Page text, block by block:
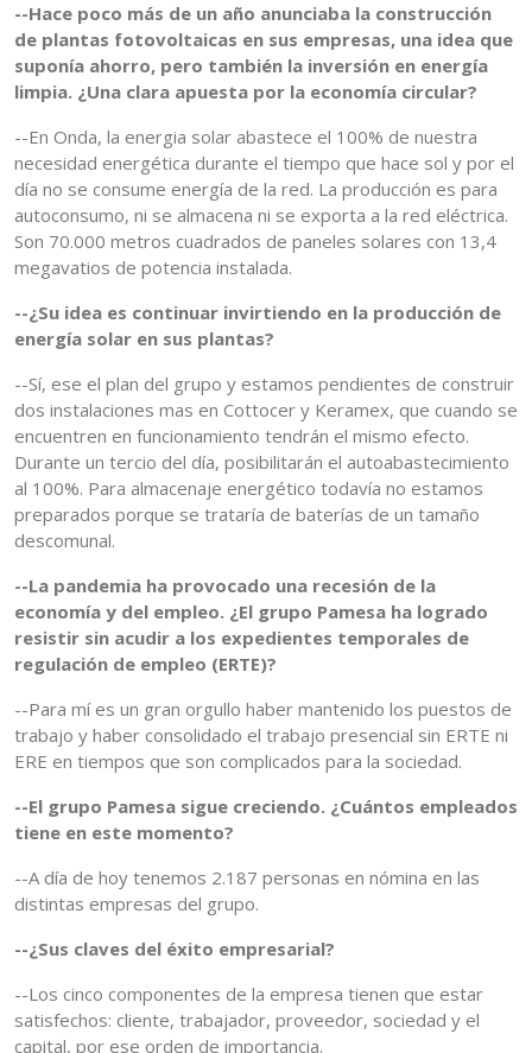
--Hace poco más de un año anunciaba la construcción
de plantas fotovoltaicas en sus empresas, una idea que
suponía ahorro, pero también la inversión en energía
limpia. ¿Una clara apuesta por la economía circular?
--En Onda, la energia solar abastece el 100% de nuestra
necesidad energética durante el tiempo que hace sol y por el
día no se consume energía de la red. La producción es para
autoconsumo, ni se almacena ni se exporta a la red eléctrica.
Son 70.000 metros cuadrados de paneles solares con 13,4
megavatios de potencia instalada.
--¿Su idea es continuar invirtiendo en la producción de
energía solar en sus plantas?
--Sí, ese el plan del grupo y estamos pendientes de construir
dos instalaciones mas en Cottocer y Keramex, que cuando se
encuentren en funcionamiento tendrán el mismo efecto.
Durante un tercio del día, posibilitarán el autoabastecimiento
al 100%. Para almacenaje energético todavía no estamos
preparados porque se trataría de baterías de un tamaño
descomunal.
--La pandemia ha provocado una recesión de la
economía y del empleo. ¿El grupo Pamesa ha logrado
resistir sin acudir a los expedientes temporales de
regulación de empleo (ERTE)?
--Para mí es un gran orgullo haber mantenido los puestos de
trabajo y haber consolidado el trabajo presencial sin ERTE ni
ERE en tiempos que son complicados para la sociedad.
--El grupo Pamesa sigue creciendo. ¿Cuántos empleados
tiene en este momento?
--A día de hoy tenemos 2.187 personas en nómina en las
distintas empresas del grupo.
--¿Sus claves del éxito empresarial?
--Los cinco componentes de la empresa tienen que estar
satisfechos: cliente, trabajador, proveedor, sociedad y el
capital, por ese orden de importancia.